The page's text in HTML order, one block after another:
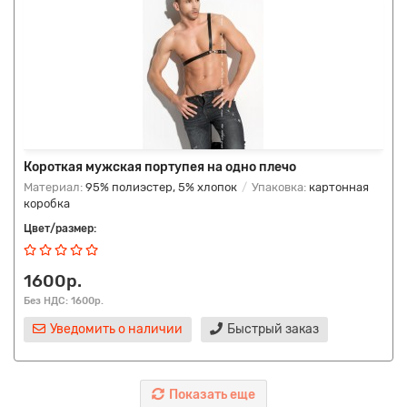
Короткая мужская портупея на одно плечо
Материал: 95% полиэстер, 5% хлопок Упаковка: картонная
коробка
Цвет/размер:
1600р.
Без НДС: 1600р.
Уведомить о наличии Быстрый заказ
Показать еще